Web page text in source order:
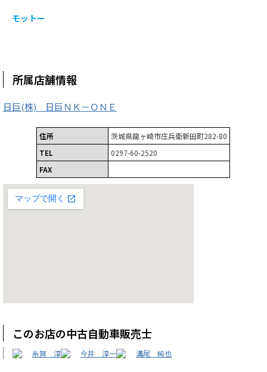
モットー
所属店舗情報
日巨(株) 日巨ＮＫ－ＯＮＥ
住所
茨城県龍ヶ崎市庄兵衛新田町282-80
TEL
0297-60-2520
FAX
このお店の中古自動車販売士
糸賀 淳 今井 淳一 溝尾 純也